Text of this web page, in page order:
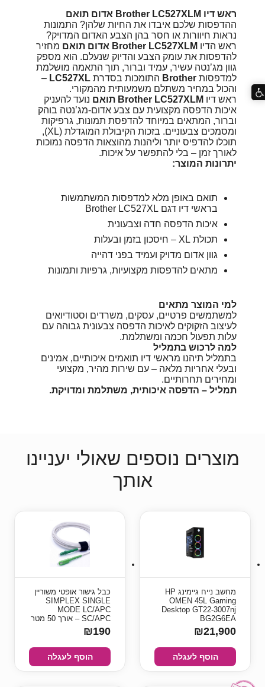
ראש דיו Brother LC527XLM אדום תואם
ההדפסות שלכם איבדו את החיות שלהן? התמונות
נראות חיוורות או חסר בהן הצבע האדום המדויק?
ראש הדיו Brother LC527XLM אדום תואם
מחזיר
להדפסות את עומק הצבע והדיוק שנעלם. הוא מספק
גוון מג’נטה עשיר, עמיד וברור, תוך התאמה מושלמת
למדפסות Brother התומכות בסדרת LC527XL
–
והכול במחיר משתלם משמעותית מהמקורי.
ראש דיו Brother LC527XLM תואם
נועד להעניק
איכות הדפסה מקצועית עם צבע אדום-מג’נטה בוהק
וברור, המתאים במיוחד להדפסת תמונות, גרפיקות
ומסמכים צבעוניים. בזכות הקיבולת המוגדלת (XL),
תוכלו להדפיס יותר וליהנות מהוצאות הדפסה נמוכות
לאורך זמן – בלי להתפשר על איכות.
יתרונות המוצר:
תואם באופן מלא למדפסות המשתמשות
בראשי דיו דגם Brother LC527XL
איכות הדפסה חדה וצבעונית
תכולת XL – חיסכון בזמן ובעלות
גוון אדום מדויק ועמיד בפני דהייה
מתאים להדפסות מקצועיות, גרפיות ותמונות
למי המוצר מתאים
למשתמשים פרטיים, עסקים, משרדים וסטודיואים
לעיצוב הזקוקים לאיכות הדפסה צבעונית גבוהה עם
עלות תפעול חכמה ומשתלמת.
למה לרכוש בתמליל
בתמליל תיהנו מראשי דיו תואמים איכותיים, אמינים
ובעלי אחריות מלאה – עם שירות מהיר, מקצועי
ומחירים תחרותיים.
תמליל – הדפסה איכותית, משתלמת ומדויקת.
מוצרים נוספים שאולי יעניינו
אותך
מחשב נייח גיימינג HP
OMEN 45L Gaming
Desktop GT22-3007nj
BG2G6EA
₪21,900
הוסף לעגלה
כבל גישור אופטי משוריין
SIMPLEX SINGLE
MODE LC/APC
SC/APC – אורך 50 מטר
₪190
הוסף לעגלה